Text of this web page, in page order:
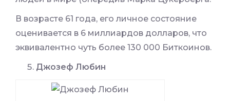
В возрасте 61 года, его личное состояние
оценивается в 6 миллиардов долларов, что
эквивалентно чуть более 130 000 Биткоинов.
Джозеф Любин